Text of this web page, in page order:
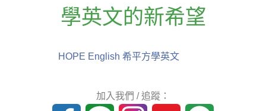
學英文的新希望
HOPE English 希平方學英文
加入我們 / 追蹤：